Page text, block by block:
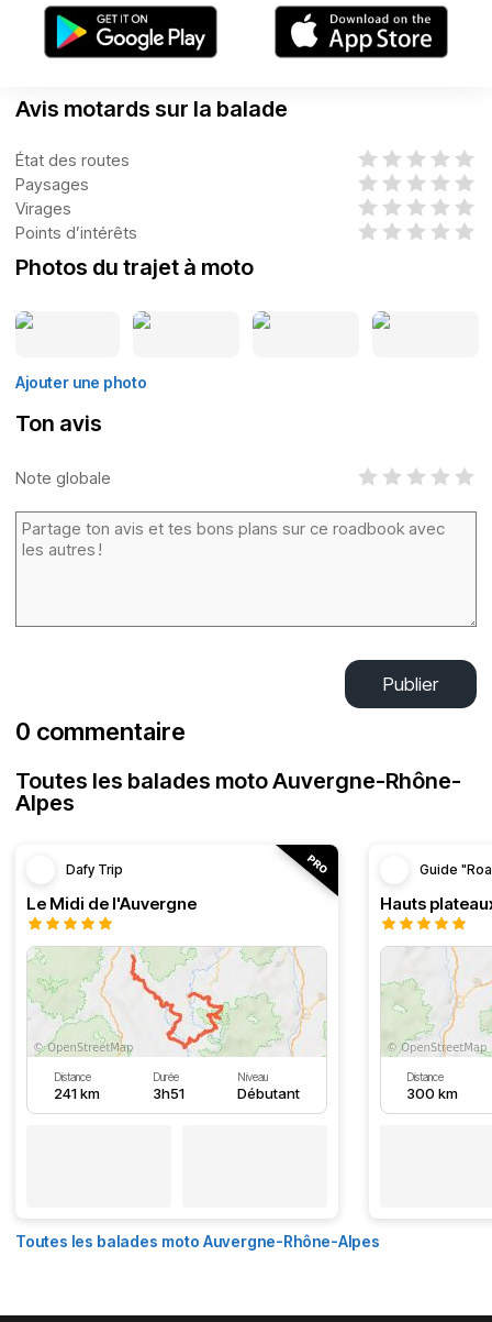
Avis motards sur la balade
État des routes
Paysages
Virages
Points d’intérêts
Photos du trajet à moto
Ajouter une photo
Ton avis
Note globale
Publier
0 commentaire
Toutes les balades moto Auvergne-Rhône-
Alpes
Dafy Trip
Le Midi de l'Auvergne
Distance
241 km
Durée
3h51
Niveau
Débutant
Guide
Hauts
Distance
300 km
Toutes les balades moto Auvergne-Rhône-Alpes